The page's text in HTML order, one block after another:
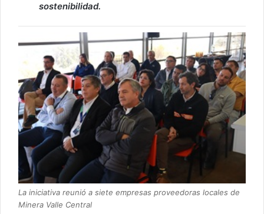
sostenibilidad.
La iniciativa reunió a siete empresas proveedoras locales de
Minera Valle Central